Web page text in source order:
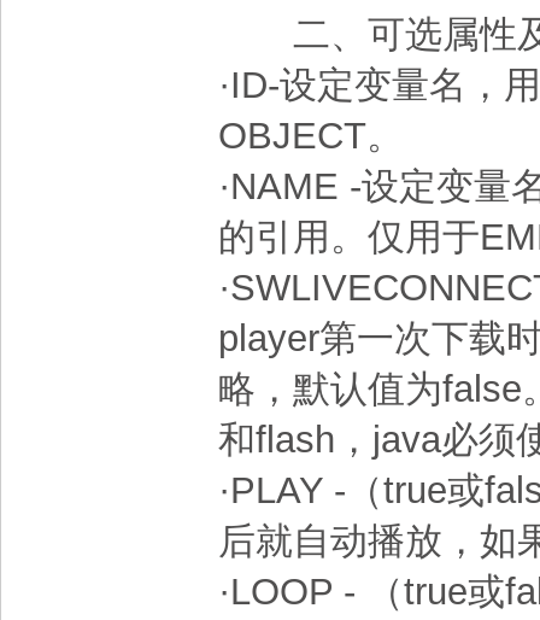
二、可选属性
·ID-设定变量名，
OBJECT。
·NAME -设定变量
的引用。仅用于
player第一次下载
略，默认值为false
和flash，java必须
·PLAY -（true或
后就自动播放，如
·LOOP - （true或